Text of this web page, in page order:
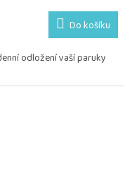
Do košíku
odložení vaší paruky